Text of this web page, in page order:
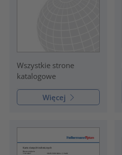
Wszystkie strone
katalogowe
Więcej